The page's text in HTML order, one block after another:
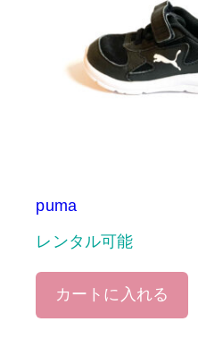
puma
レンタル可能
カートに入れる